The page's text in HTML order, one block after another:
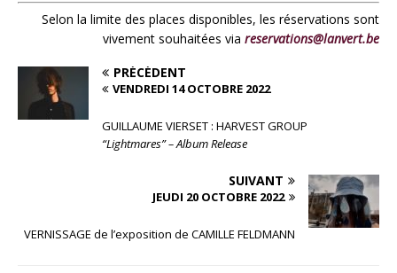
Selon la limite des places disponibles, les réservations sont
vivement souhaitées via reservations@lanvert.be
PRÉCÉDENT
VENDREDI 14 OCTOBRE 2022
GUILLAUME VIERSET : HARVEST GROUP
“Lightmares” – Album Release
SUIVANT
JEUDI 20 OCTOBRE 2022
VERNISSAGE de l’exposition de CAMILLE FELDMANN